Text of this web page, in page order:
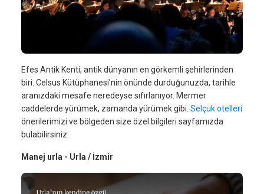
Efes Antik Kenti, antik dünyanın en görkemli şehirlerinden
biri. Celsus Kütüphanesi’nin önünde durduğunuzda, tarihle
aranızdaki mesafe neredeyse sıfırlanıyor. Mermer
caddelerde yürümek, zamanda yürümek gibi. Selçuk otelleri
önerilerimizi ve bölgeden size özel bilgileri sayfamızda
bulabilirsiniz.
Manej urla - Urla / İzmir